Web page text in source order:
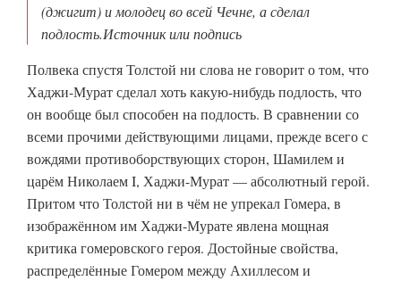
(джигит) и молодец во всей Чечне, а сделал
подлость.Источник или подпись
Полвека спустя Толстой ни слова не говорит о том, что
Хаджи-Мурат сделал хоть какую-нибудь подлость, что
он вообще был способен на подлость. В сравнении со
всеми прочими действующими лицами, прежде всего с
вождями противоборствующих сторон, Шамилем и
царём Николаем I, Хаджи-Мурат — абсолютный герой.
Притом что Толстой ни в чём не упрекал Гомера, в
изображённом им Хаджи-Мурате явлена мощная
критика гомеровского героя. Достойные свойства,
распределённые Гомером между Ахиллесом и